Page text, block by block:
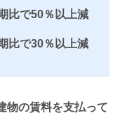
比で50％以上減
比で30％以上減
物の賃料を支払って